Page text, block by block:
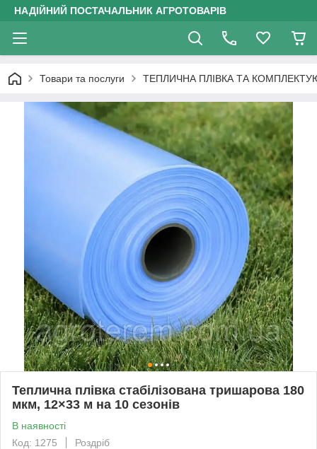
НАДІЙНИЙ ПОСТАЧАЛЬНИК АГРОТОВАРІВ
Товари та послуги ТЕПЛИЧНА ПЛІВКА ТА
Теплична плівка стабілізована тришарова 180
мкм, 12×33 м на 10 сезонів
В наявності
Код: 1275
Роздріб